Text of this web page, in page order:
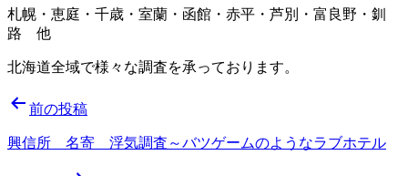
札幌・恵庭・千歳・室蘭・函館・赤平・芦別・富良野・釧
路 他
北海道全域で様々な調査を承っております。
投
稿
前の投稿
興信所 名寄 浮気調査～バツゲームのようなラブホテル